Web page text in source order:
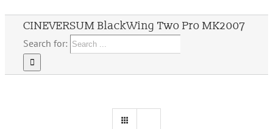
CINEVERSUM BlackWing Two Pro MK2007
Search for: